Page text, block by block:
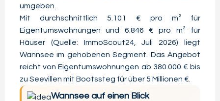
umgeben.
Mit durchschnittlich 5.101 € pro m² für
Eigentumswohnungen und 6.846 € pro m² für
Häuser (Quelle: ImmoScout24, Juli 2026) liegt
Wannsee im gehobenen Segment. Das Angebot
reicht von Eigentumswohnungen ab 380.000 € bis
zu Seevillen mit Bootssteg für über 5 Millionen €.
Wannsee auf einen Blick